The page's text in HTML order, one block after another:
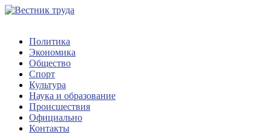
Политика
Экономика
Общество
Спорт
Культура
Наука и образование
Происшествия
Официально
Контакты